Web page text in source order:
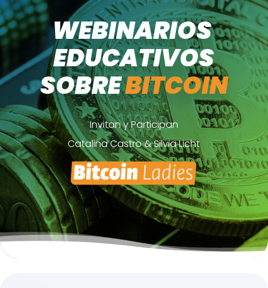
WEBINARIOS
EDUCATIVOS
SOBREBITCOIN
Invitan y Participan
Catalina Castro & Silvia Licht